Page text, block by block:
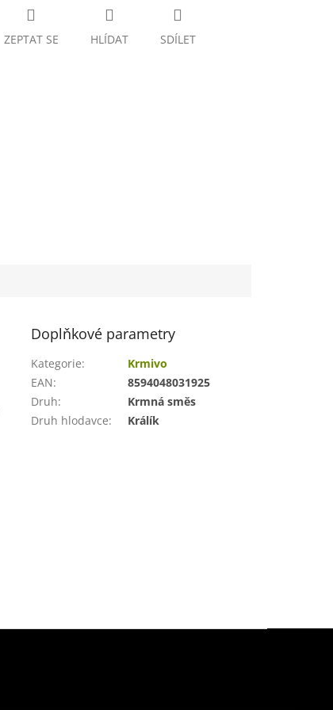
ZEPTAT SE HLÍDAT SDÍLET
Doplňkové parametry
Kategorie:
Krmivo
EAN:
8594048031925
Druh:
Krmná směs
Druh hlodavce: Králík